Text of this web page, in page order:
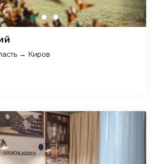
→ Киров